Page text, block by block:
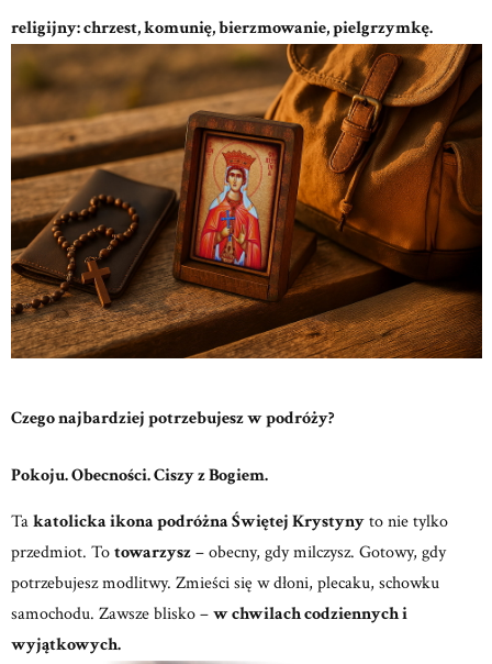
religijny: chrzest, komunię, bierzmowanie, pielgrzymkę.
Czego najbardziej potrzebujesz w podróży?
Pokoju. Obecności. Ciszy z Bogiem.
Ta katolicka ikona podróżna Świętej Krystyny to nie tylko
przedmiot. To towarzysz – obecny, gdy milczysz. Gotowy, gdy
potrzebujesz modlitwy. Zmieści się w dłoni, plecaku, schowku
samochodu. Zawsze blisko – w chwilach codziennych i
wyjątkowych.